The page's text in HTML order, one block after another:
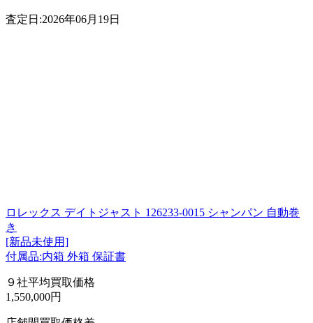
査定日:2026年06月19日
ロレックス デイトジャスト 126233-0015 シャンパン 自動巻
き
[新品未使用]
付属品:内箱 外箱 保証書
９社平均買取価格
1,550,000円